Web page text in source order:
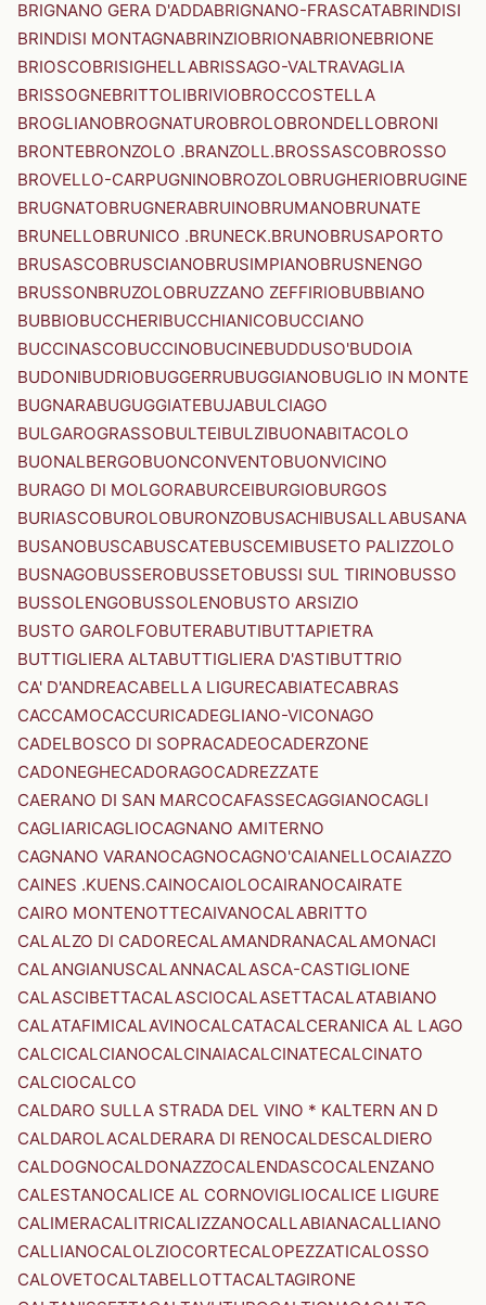
BRIGNANO GERA D'ADDABRIGNANO-FRASCATABRINDISI
BRINDISI MONTAGNABRINZIOBRIONABRIONEBRIONE
BRIOSCOBRISIGHELLABRISSAGO-VALTRAVAGLIA
BRISSOGNEBRITTOLIBRIVIOBROCCOSTELLA
BROGLIANOBROGNATUROBROLOBRONDELLOBRONI
BRONTEBRONZOLO .BRANZOLL.BROSSASCOBROSSO
BROVELLO-CARPUGNINOBROZOLOBRUGHERIOBRUGINE
BRUGNATOBRUGNERABRUINOBRUMANOBRUNATE
BRUNELLOBRUNICO .BRUNECK.BRUNOBRUSAPORTO
BRUSASCOBRUSCIANOBRUSIMPIANOBRUSNENGO
BRUSSONBRUZOLOBRUZZANO ZEFFIRIOBUBBIANO
BUBBIOBUCCHERIBUCCHIANICOBUCCIANO
BUCCINASCOBUCCINOBUCINEBUDDUSO'BUDOIA
BUDONIBUDRIOBUGGERRUBUGGIANOBUGLIO IN MONTE
BUGNARABUGUGGIATEBUJABULCIAGO
BULGAROGRASSOBULTEIBULZIBUONABITACOLO
BUONALBERGOBUONCONVENTOBUONVICINO
BURAGO DI MOLGORABURCEIBURGIOBURGOS
BURIASCOBUROLOBURONZOBUSACHIBUSALLABUSANA
BUSANOBUSCABUSCATEBUSCEMIBUSETO PALIZZOLO
BUSNAGOBUSSEROBUSSETOBUSSI SUL TIRINOBUSSO
BUSSOLENGOBUSSOLENOBUSTO ARSIZIO
BUSTO GAROLFOBUTERABUTIBUTTAPIETRA
BUTTIGLIERA ALTABUTTIGLIERA D'ASTIBUTTRIO
CA' D'ANDREACABELLA LIGURECABIATECABRAS
CACCAMOCACCURICADEGLIANO-VICONAGO
CADELBOSCO DI SOPRACADEOCADERZONE
CADONEGHECADORAGOCADREZZATE
CAERANO DI SAN MARCOCAFASSECAGGIANOCAGLI
CAGLIARICAGLIOCAGNANO AMITERNO
CAGNANO VARANOCAGNOCAGNO'CAIANELLOCAIAZZO
CAINES .KUENS.CAINOCAIOLOCAIRANOCAIRATE
CAIRO MONTENOTTECAIVANOCALABRITTO
CALALZO DI CADORECALAMANDRANACALAMONACI
CALANGIANUSCALANNACALASCA-CASTIGLIONE
CALASCIBETTACALASCIOCALASETTACALATABIANO
CALATAFIMICALAVINOCALCATACALCERANICA AL LAGO
CALCICALCIANOCALCINAIACALCINATECALCINATO
CALCIOCALCO
CALDARO SULLA STRADA DEL VINO * KALTERN AN D
CALDAROLACALDERARA DI RENOCALDESCALDIERO
CALDOGNOCALDONAZZOCALENDASCOCALENZANO
CALESTANOCALICE AL CORNOVIGLIOCALICE LIGURE
CALIMERACALITRICALIZZANOCALLABIANACALLIANO
CALLIANOCALOLZIOCORTECALOPEZZATICALOSSO
CALOVETOCALTABELLOTTACALTAGIRONE